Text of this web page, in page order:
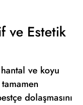
ve Estetik
ve koyu
dolaşmasını